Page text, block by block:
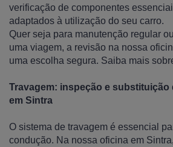
verificação de componentes
adaptados à utilização do seu carro.
Quer seja para manutenção regular
uma viagem, a revisão na nossa
uma escolha segura. Saiba mais
Travagem: inspeção e substituição
em Sintra
O sistema de travagem é essencial
condução. Na nossa oficina em